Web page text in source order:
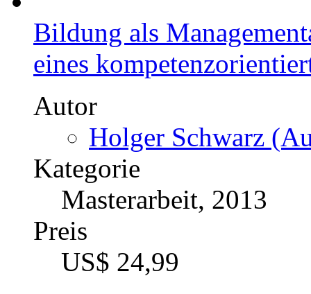
Serendipität im
Ereignisse zu großen
Autor
Philipp Bartole
Kategorie
Bachelorarbeit, 2011
Preis
US$ 16,99